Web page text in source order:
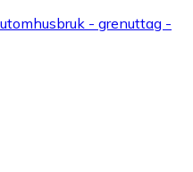
- grenuttag -